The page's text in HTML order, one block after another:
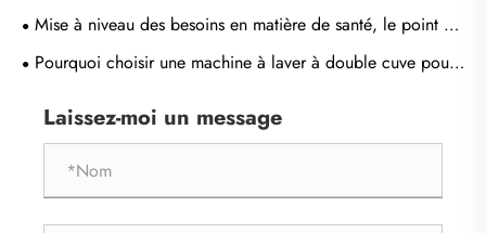
Mise à niveau des besoins en matière de santé, le point de
rupture de l'entreprise de machine à laver est-il classé
comme soin de lavage ?
Pourquoi choisir une machine à laver à double cuve pour
Laissez-moi un message